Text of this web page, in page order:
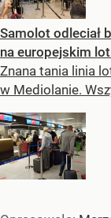
Samolot odleciał
na europejskim
Znana tania linia
w Mediolanie.